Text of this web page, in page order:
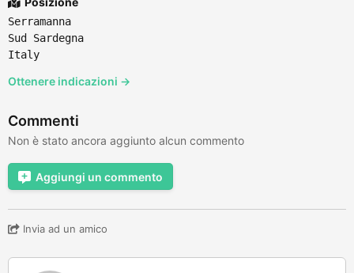
Serramanna
Sud Sardegna
Italy
Ottenere indicazioni →
Commenti
Non è stato ancora aggiunto alcun commento
Aggiungi un commento
Invia ad un amico